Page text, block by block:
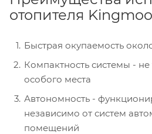
отопителя
Быстрая окупаемость
Компактность системы -
особого места
Автономность -
независимо от систем
помещений